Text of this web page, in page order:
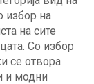
избор на
на сите
Со избор
се отвора
и модни